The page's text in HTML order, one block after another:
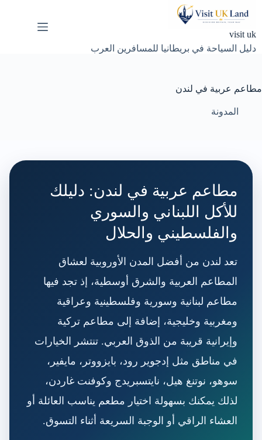
visit uk
دليل السياحة في بريطانيا للمسافرين العرب
مطاعم عربية في لندن
المدونة
مطاعم عربية في لندن: دليلك
للأكل اللبناني والسوري
والفلسطيني والحلال
تعد لندن من أفضل المدن الأوروبية لعشاق
المطاعم العربية والشرق أوسطية، إذ تجد فيها
مطاعم لبنانية وسورية وفلسطينية وعراقية
ومغربية وخليجية، إضافة إلى مطاعم تركية
وإيرانية قريبة من الذوق العربي. تنتشر الخيارات
في مناطق مثل إدجوير رود، بايزووتر، مايفير،
سوهو، نوتنغ هيل، نايتسبريدج وكوفنت غاردن،
لذلك يمكنك بسهولة اختيار مطعم يناسب العائلة أو
العشاء الراقي أو الوجبة السريعة أثناء التسوق.